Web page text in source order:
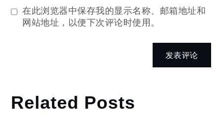
在此浏览器中保存我的显示名称、邮箱地址和
网站地址，以便下次评论时使用。
Related Posts